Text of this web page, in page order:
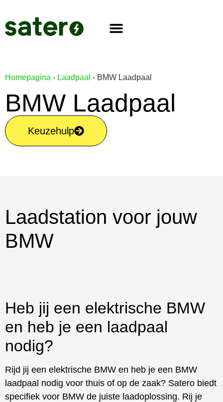
Homepagina - Laadpaal - BMW Laadpaal
BMW Laadpaal
Keuzehulp
Laadstation voor jouw
BMW
Heb jij een elektrische BMW
en heb je een laadpaal
nodig?
Rijd jij een elektrische BMW en heb je een BMW
laadpaal nodig voor thuis of op de zaak? Satero biedt
specifiek voor BMW de juiste laadoplossing. Rij je